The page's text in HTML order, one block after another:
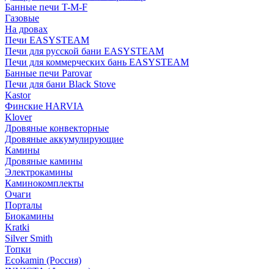
Банные печи T-M-F
Газовые
На дровах
Печи EASYSTEAM
Печи для русской бани EASYSTEAM
Печи для коммерческих бань EASYSTEAM
Банные печи Parovar
Печи для бани Black Stove
Kastor
Финские HARVIA
Klover
Дровяные конвекторные
Дровяные аккумулирующие
Камины
Дровяные камины
Электрокамины
Каминокомплекты
Очаги
Порталы
Биокамины
Kratki
Silver Smith
Топки
Ecokamin (Россия)